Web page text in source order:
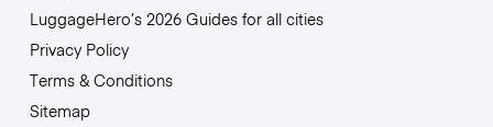
LuggageHero’s 2026 Guides for all cities
Privacy Policy
Terms & Conditions
Sitemap